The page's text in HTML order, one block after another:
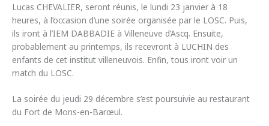
Lucas CHEVALIER, seront réunis, le lundi 23 janvier à 18
heures, à l’occasion d’une soirée organisée par le LOSC. Puis,
ils iront à l’IEM DABBADIE à Villeneuve d’Ascq. Ensuite,
probablement au printemps, ils recevront à LUCHIN des
enfants de cet institut villeneuvois. Enfin, tous iront voir un
match du LOSC.
La soirée du jeudi 29 décembre s’est poursuivie au restaurant
du Fort de Mons-en-Barœul.